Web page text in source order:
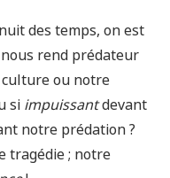
des temps, on est
rend prédateur
culture ou notre
si impuissantdevant
notre prédation ?
tragédie ; notre